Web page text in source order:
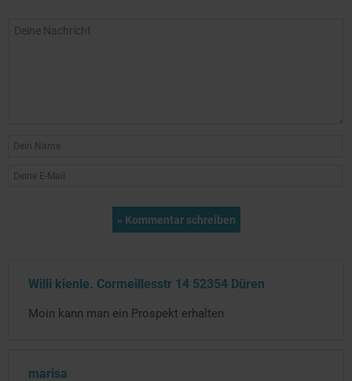
Willi kienle. Cormeillesstr 14 52354 Düren
Moin kann man ein Prospekt erhalten
marisa